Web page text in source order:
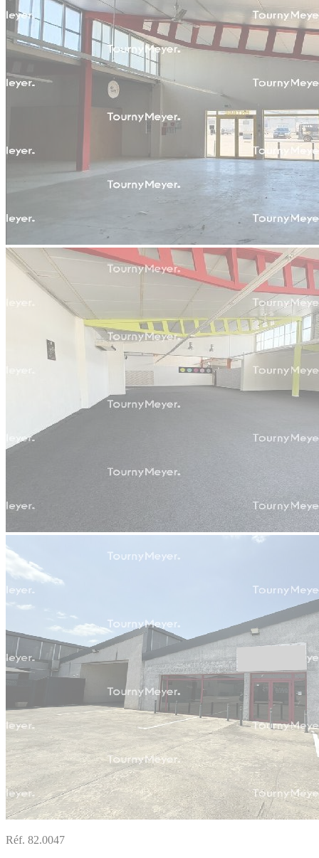
Réf. 82.0047